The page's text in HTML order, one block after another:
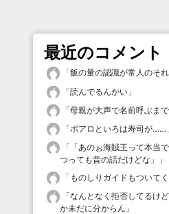
最近のコメント
「飯の量の認識が常人のそ
「読んでるんかい 」
「母親が大声で名前呼ぶま
「ポアロといろは寿司が……
「 「あのぉ海賊王って本当
つっても昔の話だけどな」
」
「 ものしりガイドもついて
「なんとなく拒否してるけ
か未だに分からん 」